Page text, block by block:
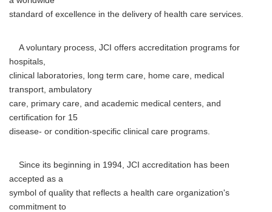
standard of excellence in the delivery of health care services.
A voluntary process, JCI offers accreditation programs for
hospitals,
clinical laboratories, long term care, home care, medical
transport, ambulatory
care, primary care, and academic medical centers, and
certification for 15
disease- or condition-specific clinical care programs.
Since its beginning in 1994, JCI accreditation has been
accepted as a
symbol of quality that reflects a health care organization's
commitment to